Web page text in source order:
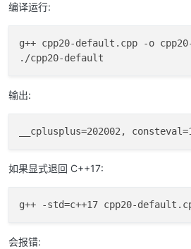
编译运行:
g++ cpp20-default.cpp -o
输出:
如果显式退回 C++17:
会报错: